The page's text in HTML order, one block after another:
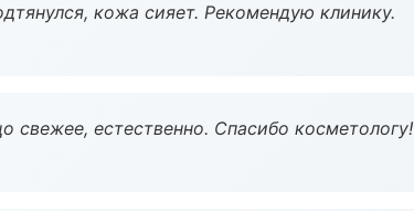
кожа сияет. Рекомендую клинику.
естественно. Спасибо косметологу!